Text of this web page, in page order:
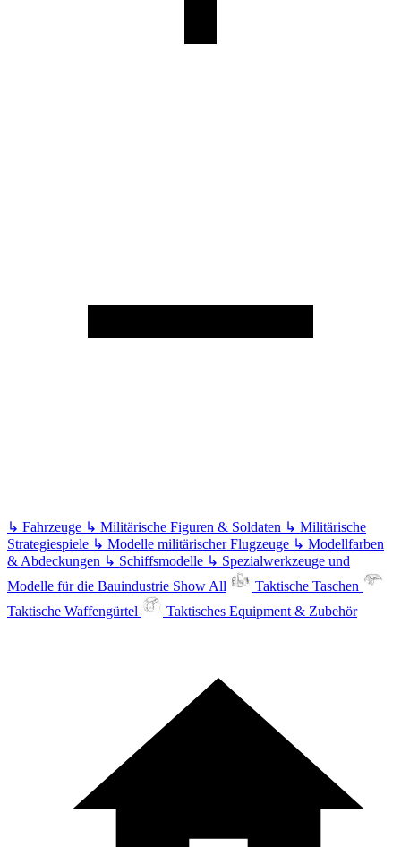
↳ Fahrzeuge ↳ Militärische Figuren & Soldaten ↳ Militärische
Strategiespiele ↳ Modelle militärischer Flugzeuge ↳ Modellfarben
& Abdeckungen ↳ Schiffsmodelle ↳ Spezialwerkzeuge und
Modelle für die Bauindustrie Show All
Taktische Taschen
Taktische Waffengürtel
Taktisches Equipment & Zubehör